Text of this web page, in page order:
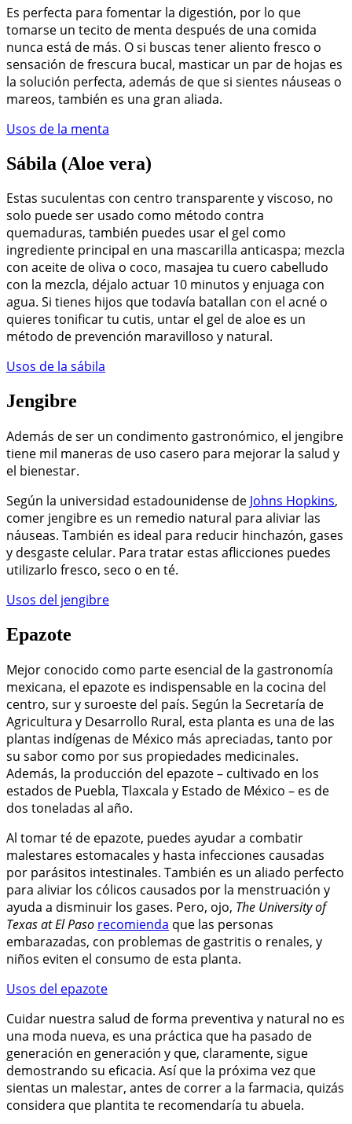
Es perfecta para fomentar la digestión, por lo que
tomarse un tecito de menta después de una comida
nunca está de más. O si buscas tener aliento fresco o
sensación de frescura bucal, masticar un par de hojas es
la solución perfecta, además de que si sientes náuseas o
mareos, también es una gran aliada.
Usos de la menta
Sábila (Aloe vera)
Estas suculentas con centro transparente y viscoso, no
solo puede ser usado como método contra
quemaduras, también puedes usar el gel como
ingrediente principal en una mascarilla anticaspa; mezcla
con aceite de oliva o coco, masajea tu cuero cabelludo
con la mezcla, déjalo actuar 10 minutos y enjuaga con
agua. Si tienes hijos que todavía batallan con el acné o
quieres tonificar tu cutis, untar el gel de aloe es un
método de prevención maravilloso y natural.
Usos de la sábila
Jengibre
Además de ser un condimento gastronómico, el jengibre
tiene mil maneras de uso casero para mejorar la salud y
el bienestar.
Según la universidad estadounidense de Johns Hopkins,
comer jengibre es un remedio natural para aliviar las
náuseas. También es ideal para reducir hinchazón, gases
y desgaste celular. Para tratar estas aflicciones puedes
utilizarlo fresco, seco o en té.
Usos del jengibre
Epazote
Mejor conocido como parte esencial de la gastronomía
mexicana, el epazote es indispensable en la cocina del
centro, sur y suroeste del país. Según la Secretaría de
Agricultura y Desarrollo Rural, esta planta es una de las
plantas indígenas de México más apreciadas, tanto por
su sabor como por sus propiedades medicinales.
Además, la producción del epazote – cultivado en los
estados de Puebla, Tlaxcala y Estado de México – es de
dos toneladas al año.
Al tomar té de epazote, puedes ayudar a combatir
malestares estomacales y hasta infecciones causadas
por parásitos intestinales. También es un aliado perfecto
para aliviar los cólicos causados por la menstruación y
ayuda a disminuir los gases. Pero, ojo, The University of
Texas at El Paso recomienda que las personas
embarazadas, con problemas de gastritis o renales, y
niños eviten el consumo de esta planta.
Usos del epazote
Cuidar nuestra salud de forma preventiva y natural no es
una moda nueva, es una práctica que ha pasado de
generación en generación y que, claramente, sigue
demostrando su eficacia. Así que la próxima vez que
sientas un malestar, antes de correr a la farmacia, quizás
considera que plantita te recomendaría tu abuela.